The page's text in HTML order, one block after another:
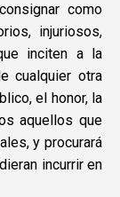
como
injuriosos,
inciten a la
cualquier otra
el honor, la
aquellos que
y procurará
incurrir en